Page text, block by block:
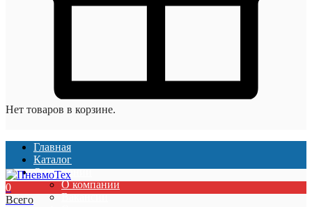
Нет товаров в корзине.
Главная
Каталог
О компании
О компании
Вакансии
0
Всего